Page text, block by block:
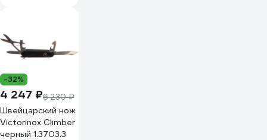
-32%
4 247 ₽6 230 ₽
Швейцарский нож
Victorinox Climber
черный 1.3703.3